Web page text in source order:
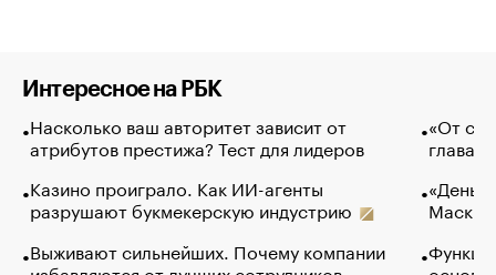
Интересное на РБК
Насколько ваш авторитет зависит от
атрибутов престижа? Тест для лидеров
Казино проиграло. Как ИИ-агенты
разрушают букмекерскую индустрию
Выживают сильнейших. Почему компании
«От
глава
Маск в